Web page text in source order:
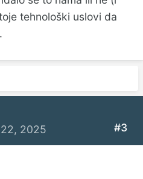
tehnološki uslovi da
2025 #3